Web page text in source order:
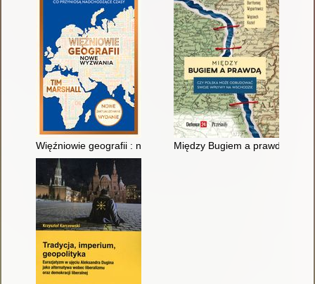
Więźniowie geografii : nowe wyzwaniaMiędzy Bugiem a prawdą : czy